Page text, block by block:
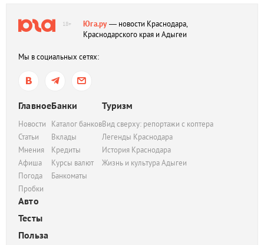
18+ Юга.ру— новости Краснодара,
Краснодарского края и Адыгеи
Мы в социальных сетях:
Главное
Новости
Статьи
Мнения
Афиша
Погода
Пробки
Банки
Каталог банков
Вклады
Кредиты
Курсы валют
Банкоматы
Туризм
Вид сверху: репортажи с коптера
Легенды Краснодара
История Краснодара
Жизнь и культура Адыгеи
Авто
Тесты
Польза